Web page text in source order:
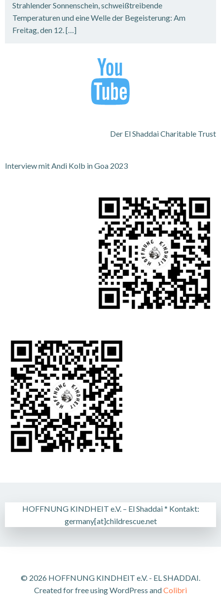
Strahlender Sonnenschein, schweißtreibende
Temperaturen und eine Welle der Begeisterung: Am
Freitag, den 12. […]
Der El Shaddai Charitable Trust
Interview mit Andi Kolb in Goa 2023
HOFFNUNG KINDHEIT e.V. – El Shaddai * Kontakt:
germany[at]childrescue.net
© 2026 HOFFNUNG KINDHEIT e.V. - EL SHADDAI.
Created for free using WordPress andColibri